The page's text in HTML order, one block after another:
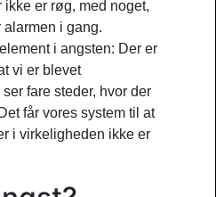
er røg, med noget,
alarmen i gang.
i angsten: Der er
vi er blevet
fare steder, hvor der
får vores system til at
i virkeligheden ikke er